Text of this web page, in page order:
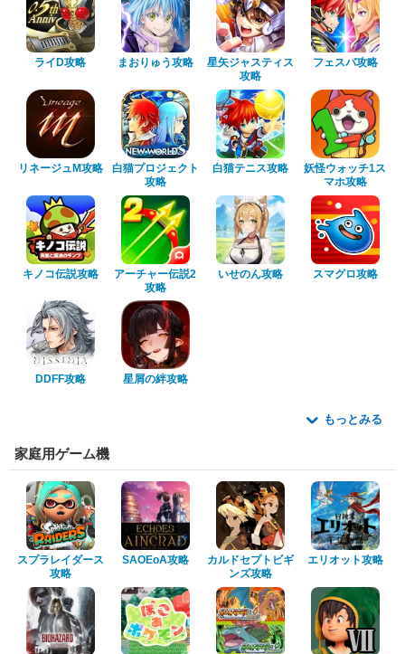
ライD攻略 まおりゅう攻略
星矢ジャスティス
攻略
フェスバ攻略
リネージュM攻略
白猫プロジェクト
攻略
白猫テニス攻略
妖怪ウォッチ1ス
マホ攻略
キノコ伝説攻略
アーチャー伝説2
攻略
いせのん攻略 スマグロ攻略
DDFF攻略 星屑の絆攻略
もっとみる
家庭用ゲーム機
スプラレイダース
攻略
SAOEoA攻略
カルドセプトビギ
ンズ攻略
エリオット攻略